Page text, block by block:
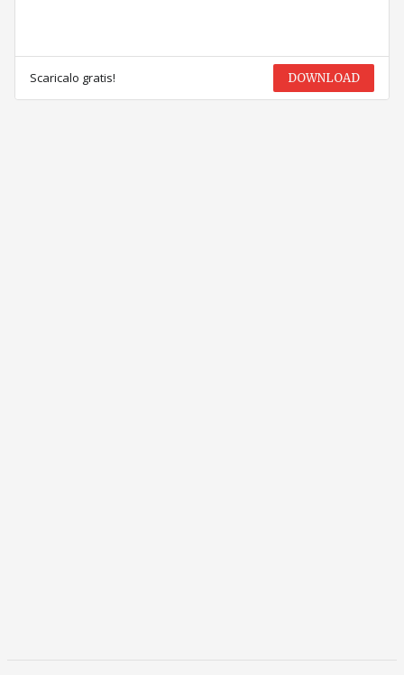
Scaricalo gratis! DOWNLOAD